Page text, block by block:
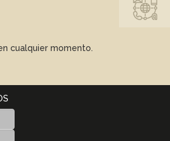
cualquier momento.